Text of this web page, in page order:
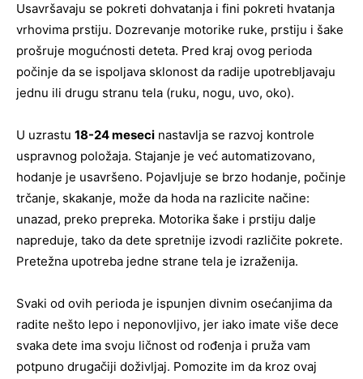
Usavršavaju se pokreti dohvatanja i fini pokreti hvatanja
vrhovima prstiju. Dozrevanje motorike ruke, prstiju i šake
prošruje mogućnosti deteta. Pred kraj ovog perioda
počinje da se ispoljava sklonost da radije upotrebljavaju
jednu ili drugu stranu tela (ruku, nogu, uvo, oko).
U uzrastu 18-24 meseci nastavlja se razvoj kontrole
uspravnog položaja. Stajanje je već automatizovano,
hodanje je usavršeno. Pojavljuje se brzo hodanje, počinje
trčanje, skakanje, može da hoda na razlicite načine:
unazad, preko prepreka. Motorika šake i prstiju dalje
napreduje, tako da dete spretnije izvodi različite pokrete.
Pretežna upotreba jedne strane tela je izraženija.
Svaki od ovih perioda je ispunjen divnim osećanjima da
radite nešto lepo i neponovljivo, jer iako imate više dece
svaka dete ima svoju ličnost od rođenja i pruža vam
potpuno drugačiji doživljaj. Pomozite im da kroz ovaj